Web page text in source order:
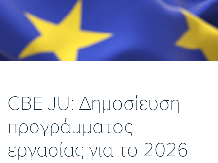
CBE JU: Δημοσίευση
προγράμματος
εργασίας για το 2026